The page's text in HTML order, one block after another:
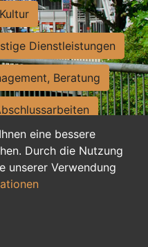
eine bessere
Durch die Nutzung
unserer Verwendung
Dienstleistungen
Beratung
Sekretariat
Ausbildung